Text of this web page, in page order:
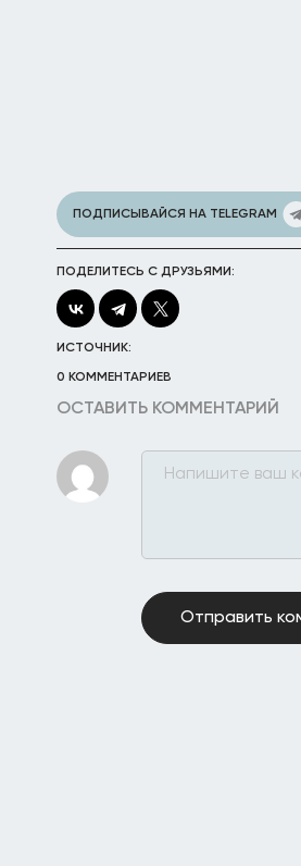
ПОДПИСЫВАЙСЯ НА TELEGRAM
ПОДЕЛИТЕСЬ С ДРУЗЬЯМИ:
ИСТОЧНИК:
0 КОММЕНТАРИЕВ
ОСТАВИТЬ КОММЕНТАРИЙ